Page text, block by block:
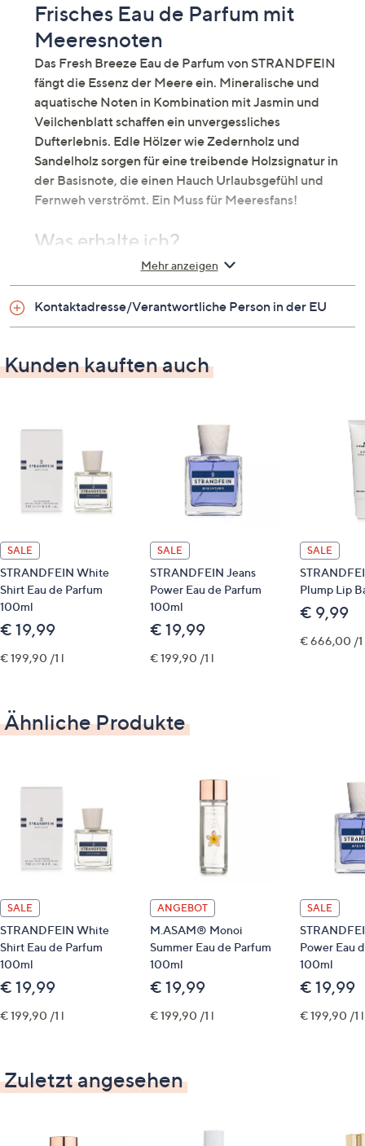
Frisches Eau de Parfum mit
Meeresnoten
Das Fresh Breeze Eau de Parfum von STRANDFEIN
fängt die Essenz der Meere ein. Mineralische und
aquatische Noten in Kombination mit Jasmin und
Veilchenblatt schaffen ein unvergessliches
Dufterlebnis. Edle Hölzer wie Zedernholz und
Sandelholz sorgen für eine treibende Holzsignatur in
der Basisnote, die einen Hauch Urlaubsgefühl und
Fernweh verströmt. Ein Muss für Meeresfans!
Was erhalte ich?
Fresh Breeze Eau de Parfum, 100 ml
Auf einen Blick
Herznote: Jasmin, Veilchen, aquatischer Akkord
Anwendung
Sprühe das Eau de Parfum auf die Pulsstellen
(Hals, Schläfen, Arme)
Mehr anzeigen
Kontaktadresse/Verantwortliche Person in der EU
Kunden kauften auch
SALE
STRANDFEIN White
Shirt Eau de Parfum
100ml
€ 19,99
€ 199,90 /1 l
SALE
STRANDFEIN Jeans
Power Eau de Parfum
100ml
€ 19,99
€ 199,90 /1 l
SALE
Plump Lip
€ 9,99
€ 666,00 /1
Ähnliche Produkte
SALE
STRANDFEIN White
Shirt Eau de Parfum
100ml
€ 19,99
€ 199,90 /1 l
ANGEBOT
M.ASAM® Monoi
Summer Eau de Parfum
100ml
€ 19,99
€ 199,90 /1 l
SALE
Power Eau
100ml
€ 19,99
€ 199,90 /1 l
Zuletzt angesehen